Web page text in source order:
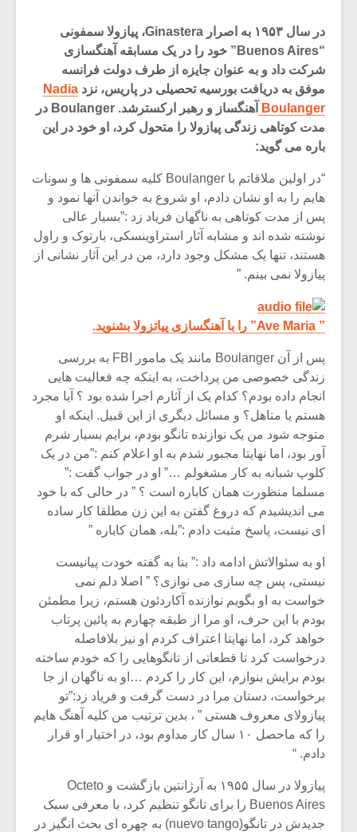
در سال ۱۹۵۳ به اصرار Ginastera، پیازولا سمفونی
“Buenos Aires” خود را در یک مسابقه آهنگسازی
شرکت داد و به عنوان جایزه از طرف دولت فرانسه
موفق به دریافت بورسیه تحصیلی در پاریس، نزد Nadia
Boulanger
آهنگساز و رهبر ارکسترشد. Boulanger در
مدت کوتاهی زندگی پیازولا را متحول کرد، او خود در این
باره می گوید:
“در اولین ملاقاتم با Boulanger کلیه سمفونی ها و سونات
هایم را به او نشان دادم، او شروع به خواندن آنها نمود و
پس از مدت کوتاهی به ناگهان فریاد زد :”بسیار عالی
نوشته شده اند و مشابه آثار استراوینسکی، بارتوک و راول
هستند، تنها یک مشکل وجود دارد، من در این آثار نشانی از
پیازولا نمی بینم. ”
” Ave Maria” را با آهنگسازی پیاتزولا بشنوید.
پس از آن Boulanger مانند یک مامور FBI به بررسی
زندگی خصوصی من پرداخت، به اینکه چه فعالیت هایی
انجام داده بودم؟ کدام یک از آثارم اجرا شده بود ؟ آیا مجرد
هستم یا متاهل؟ و مسائل دیگری از این قبیل. اینکه او
متوجه شود من یک نوازنده تانگو بودم، برایم بسیار شرم
آور بود، اما نهایتا مجبور شدم به او اعلام کنم :”من در یک
کلوپ شبانه به کار مشغولم …” او در جواب گفت :”
مسلما منظورت همان کاباره است ؟ ” در حالی که با خود
می اندیشیدم که دروغ گفتن به این زن مطلقا کار ساده
ای نیست، پاسخ مثبت دادم :”بله، همان کاباره ”
او به سئوالاتش ادامه داد :” بنا به گفته خودت پیانیست
نیستی، پس چه سازی می نوازی؟ ” اصلا دلم نمی
خواست به او بگویم نوازنده آکاردئون هستم، زیرا مطمئن
بودم با این حرف، او مرا از طبقه چهارم به پائین پرتاب
خواهد کرد، اما نهایتا اعتراف کردم او نیز بلافاصله
درخواست کرد تا قطعاتی از تانگوهایی را که خودم ساخته
بودم برایش بنوازم، این کار را کردم …او به ناگهان از جا
برخواست، دستان مرا در دست گرفت و فریاد زد:”تو
پیازولای معروف هستی ” ، بدین ترتیب من کلیه آهنگ هایم
را که ماحصل ۱۰ سال کار مداوم بود، در اختیار او قرار
دادم. “
پیازولا در سال ۱۹۵۵ به آرژانتین بازگشت و Octeto
Buenos Aires را برای تانگو تنظیم کرد، با معرفی سبک
جدیدش در تانگو(nuevo tango) به چهره ای بحث انگیز در
یادداشتی بر موسیقی
متن فیلم «متری
شیش و نیم»
اگر نمی توانی
مشهورترین باشی،
بدنام ترین باش
دوره
موسیقی
سکانسی